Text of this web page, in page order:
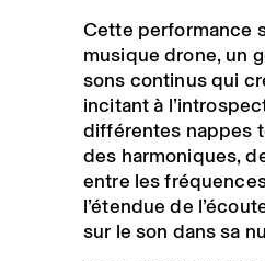
Cette performance
musique drone, un
sons continus qui
incitant à
différentes nappes
des harmoniques,
entre les
l’étendue de
sur le son dans sa